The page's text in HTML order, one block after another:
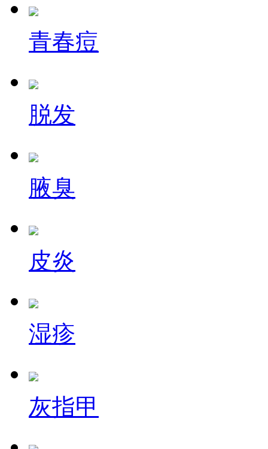
青春痘
脱发
腋臭
皮炎
湿疹
灰指甲